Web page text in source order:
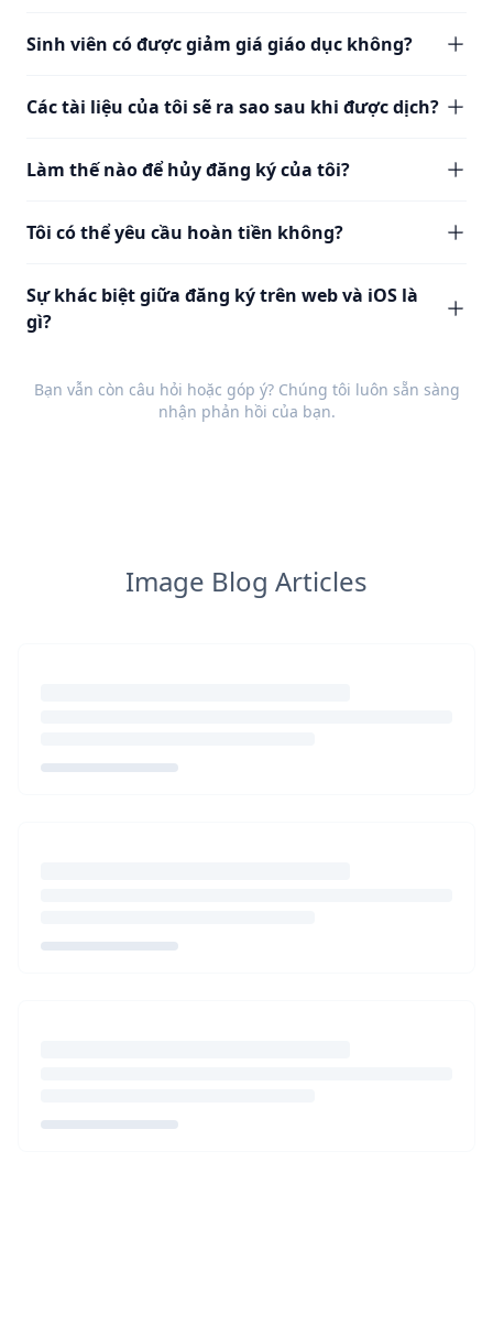
Sinh viên có được giảm giá giáo dục không?
Các tài liệu của tôi sẽ ra sao sau khi được dịch?
Làm thế nào để hủy đăng ký của tôi?
Tôi có thể yêu cầu hoàn tiền không?
Sự khác biệt giữa đăng ký trên web và iOS là
gì?
Bạn vẫn còn câu hỏi hoặc góp ý? Chúng tôi luôn sẵn sàng
nhận phản hồi của bạn.
Image Blog Articles